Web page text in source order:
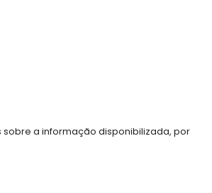
a informação disponibilizada, por